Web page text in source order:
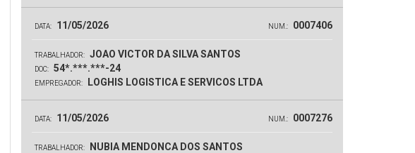
DATA: 11/05/2026 NUM.: 0007406
TRABALHADOR: JOAO VICTOR DA SILVA SANTOS
DOC: 54*.***.***-24
EMPREGADOR: LOGHIS LOGISTICA E SERVICOS LTDA
DATA: 11/05/2026 NUM.: 0007276
TRABALHADOR: NUBIA MENDONCA DOS SANTOS